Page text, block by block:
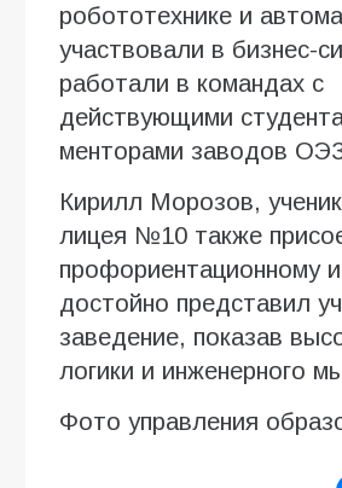
робототехнике и
участвовали в бизнес-
работали в командах с
действующими
менторами заводов
Кирилл Морозов,
лицея №10 также
профориентационному
достойно представил
заведение, показав
логики и инженерного
Фото управления